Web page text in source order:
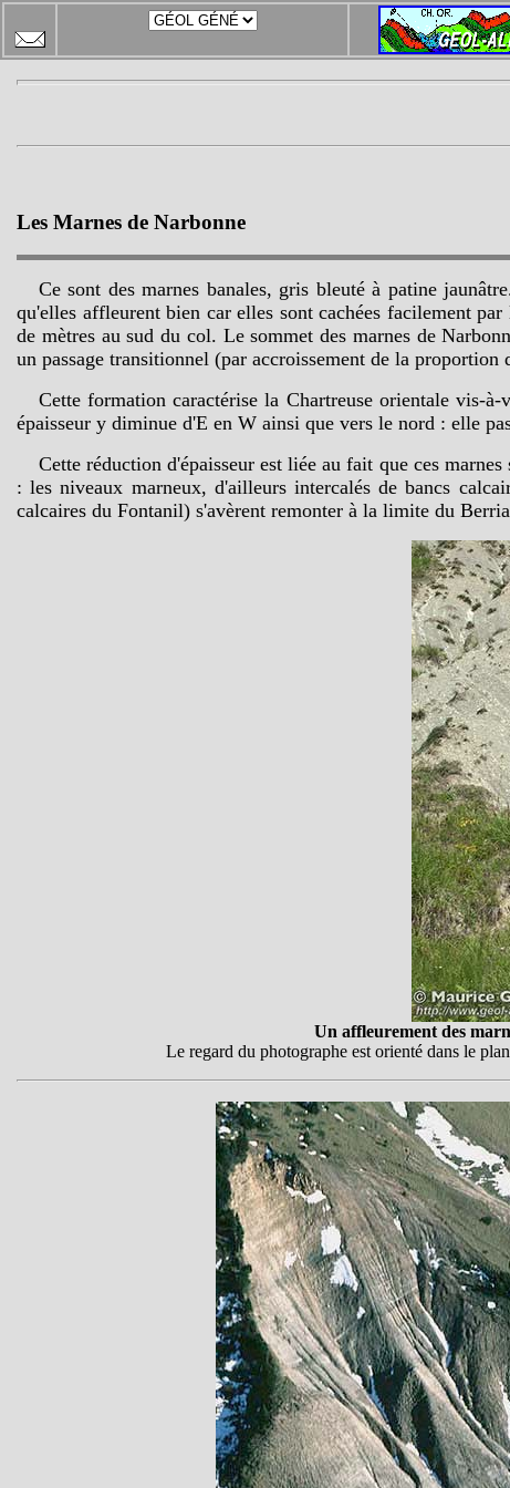
Les Marnes de Narbonne
Ce sont des marnes banales, gris bleuté à patine
qu'elles affleurent bien car elles sont cachées facilement
de mètres au sud du col. Le sommet des marnes de
un passage transitionnel (par accroissement de la
Cette formation caractérise la Chartreuse orientale vis-
épaisseur y diminue d'E en W ainsi que vers le nord : elle
Cette réduction d'épaisseur est liée au fait que ces
: les niveaux marneux, d'ailleurs intercalés de bancs
calcaires du Fontanil) s'avèrent remonter à la limite du
Un affleurement des
Le regard du photographe est orienté dans le